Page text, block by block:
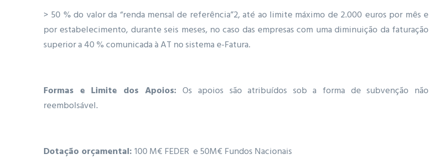
> 50 % do valor da “renda mensal de referência”2, até ao limite máximo de 2.000 euros por mês e
por estabelecimento, durante seis meses, no caso das empresas com uma diminuição da faturação
superior a 40 % comunicada à AT no sistema e-Fatura.
Formas e Limite dos Apoios:Os apoios são atribuídos sob a forma de subvenção não
reembolsável.
Dotação orçamental: 100 M€ FEDER e 50M€ Fundos Nacionais